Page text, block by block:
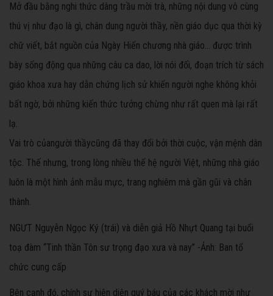
Mở đầu bằng nghi thức dâng trầu mời trà, những nội dung vô cùng
thú vị như đạo là gì, chân dung người thầy, nền giáo dục qua thời kỳ
chữ viết, bắt nguồn của Ngày Hiến chương nhà giáo… được trình
bày sống động qua những câu ca dao, lời nói đối, đoạn trích từ sách
giáo khoa xưa hay dẫn chứng lịch sử khiến người nghe không khỏi
bất ngờ, bởi những kiến thức tưởng chừng như rất quen mà lại rất
lạ.
Vai trò củangười thầycũng đã thay đổi bởi thời cuộc, vận mệnh dân
tộc. Thế nhưng, trong lòng nhiều thế hệ người Việt, những nhà giáo
luôn là một hình ảnh mẫu mực, trang nghiêm mà gần gũi và chân
thành.
NGƯT Nguyễn Ngọc Ký (trái) và diễn giả Hồ Nhựt Quang tại buổi
toạ đàm “Tinh thần Tôn sư trọng đạo xưa và nay” -Ảnh: Ban tổ
chức cung cấp
Bên cạnh đó, chính sự hiện diện quý báu của các khách mời như